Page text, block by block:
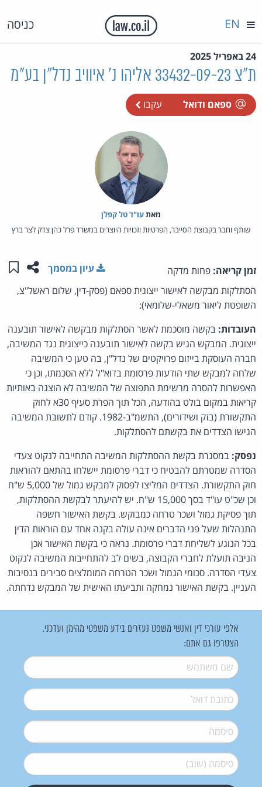
כניסה EN
24 באפריל 2025
ת"צ 33432-09-23 אליהו נ' איוויב נדל"ן בע"מ
ספאם ודואל עקבו
מאת‏עו"ד טל קפלן
שותף וחבר בקבוצת הסייבר, הפרטיות וזכויות היוצרים במשרד פרל כהן צדק לצר ברץ
זמן קריאה: פחות מדקה שתפו
עיון במסמך
הסתלקות מבקשה לאישור ייצוגית ספאם (פסק-דין, שלום ראשל"צ,
השופטת ליאור משאלי-שלומאי):
העובדות: בקשה מוסכמת לאשר הסתלקות מבקשה לאישור תובענה
ייצוגית. המבקש הגיש בקשה לאישור תובענה כייצוגית נגד המשיבה,
חברה העוסקת בייזום פרויקטים של נדל"ן, בה טען כי המשיבה
שלחה למבקש שתי הודעות פרסומת בדוא"ל ללא הסכמתו, וכן כי
האפשרות להסרה מרשימת התפוצה של המשיבה לא הוצגה באותיות
קריאות במקום בולט בהודעה, הכל תוך הפרת סעיף 30א לחוק
התקשורת (בזק ושידורים), התשמ"ב-1982. קודם לתשובת המשיבה
הגישו הצדדים את בקשתם להסתלקות.
נפסק: במסגרת בקשת ההסתלקות המשיבה התחייבה לנקוט צעדי
הסדרה שמטרתם להבטיח כי דברי פרסומת יישלחו בהתאם להוראות
חוק התקשורת. הצדדים המליצו לפסוק למבקש גמול של 5,000 ש"ח
וכן שכ"ט עו"ד בסך 15,000 ש"ח. יש להיעתר לבקשת ההסתלקות,
תוך פסיקת גמול ושכר טרחה כמבוקש. בקשת האישור חשפה
התנהלות שעל פני הדברים אינה עולה בקנה אחד עם הוראות הדין
בכל הנוגע לשליחת דברי פרסומת. נראה כי בקשת האישור אכן
הניבה תועלת לחברי הקבוצה, בשים לב להתחייבות המשיבה לנקוט
צעדי הסדרה. סכומי הגמול ושכר הטרחה המומלצים סבירים בנסיבות
העניין. בקשת האישור נמחקה ותביעתו האישית של המבקש נדחתה.
אלפי עורכי דין ואנשי משפט נעזרים בידע משפטי מהימן ועדכני.
הצטרפו גם אתם:
שם משתמש*
דואל*
סיסמה*
סיסמה (שוב)*